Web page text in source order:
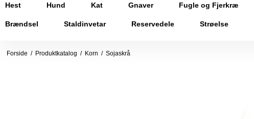
Hest Hund Kat Gnaver Fugle og Fjerkræ
Brændsel Staldinvetar Reservedele Strøelse
Forside / Produktkatalog / Korn / Sojaskrå